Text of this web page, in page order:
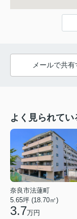
メールで共有
よく見られてい
奈良市法蓮町
5.65坪 (18.70㎡)
3.7万円